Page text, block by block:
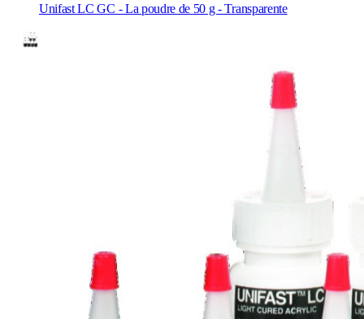
Unifast LC GC - La poudre de 50 g - Transparente